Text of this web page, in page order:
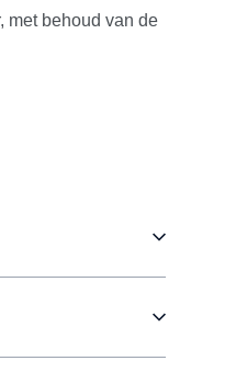
met behoud van de